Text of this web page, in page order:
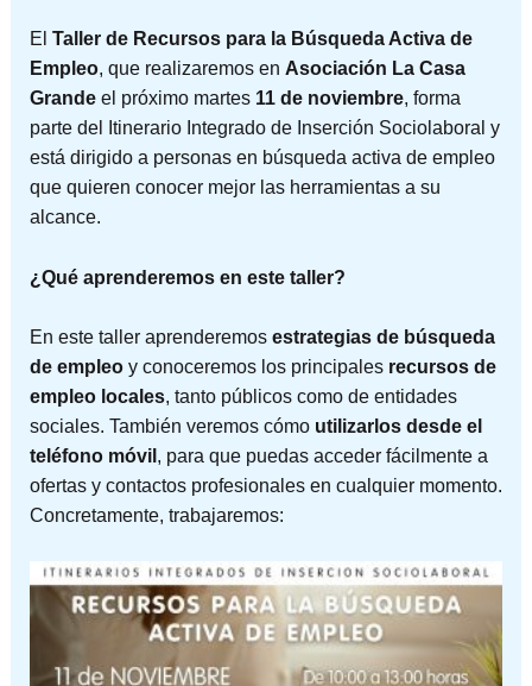
El Taller de Recursos para la Búsqueda Activa de
Empleo, que realizaremos en Asociación La Casa
Grande el próximo martes11 de noviembre, forma
parte del Itinerario Integrado de Inserción Sociolaboral y
está dirigido a personas en búsqueda activa de empleo
que quieren conocer mejor las herramientas a su
alcance.
¿Qué aprenderemos en este taller?
En este taller aprenderemos estrategias de búsqueda
de empleoy conoceremos los principales recursos de
empleo locales, tanto públicos como de entidades
sociales. También veremos cómo utilizarlos desde el
teléfono móvil , para que puedas acceder fácilmente a
ofertas y contactos profesionales en cualquier momento.
Concretamente, trabajaremos: